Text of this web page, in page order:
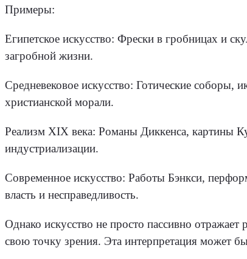
Примеры:
Египетское искусство: Фрески в гробницах и
загробной жизни.
Средневековое искусство: Готические соборы,
христианской морали.
Реализм XIX века: Романы Диккенса, картины
индустриализации.
Современное искусство: Работы Бэнкси,
власть и несправедливость.
Однако искусство не просто пассивно
свою точку зрения. Эта интерпретация может